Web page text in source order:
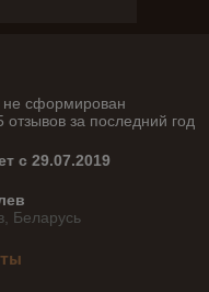
не сформирован
за последний год
с 29.07.2019
Беларусь